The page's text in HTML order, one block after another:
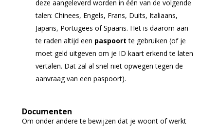
deze aangeleverd worden in één van de volgende
talen: Chinees, Engels, Frans, Duits, Italiaans,
Japans, Portugees of Spaans. Het is daarom aan
te raden altijd een paspoort te gebruiken (of je
moet geld uitgeven om je ID kaart erkend te laten
vertalen. Dat zal al snel niet opwegen tegen de
aanvraag van een paspoort).
Documenten
Om onder andere te bewijzen dat je woont of werkt